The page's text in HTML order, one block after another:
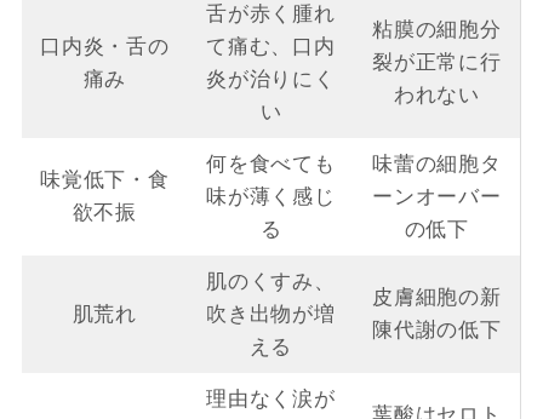
口内炎・舌の
痛み
舌が赤く腫れ
て痛む、口内
炎が治りにく
い
粘膜の細胞分
裂が正常に行
われない
味覚低下・食
欲不振
何を食べても
味が薄く感じ
る
味蕾の細胞タ
ーンオーバー
の低下
肌荒れ
肌のくすみ、
吹き出物が増
える
皮膚細胞の新
陳代謝の低下
理由なく涙が
葉酸はセロト